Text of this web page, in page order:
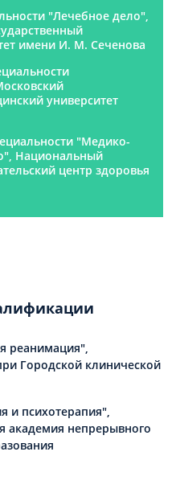
"Лечебное дело",
имени И. М. Сеченова
университет
"Медико-
Национальный
центр здоровья
реанимация",
Городской клинической
и психотерапия",
академия непрерывного